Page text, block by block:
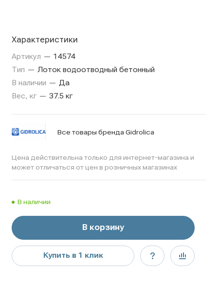
Характеристики
Артикул — 14574
Тип — Лоток водоотводный бетонный
В наличии — Да
Вес, кг — 37.5 кг
Все товары бренда Gidrolica
Цена действительна только для интернет-магазина и
может отличаться от цен в розничных магазинах
В наличии
В корзину
Купить в 1 клик